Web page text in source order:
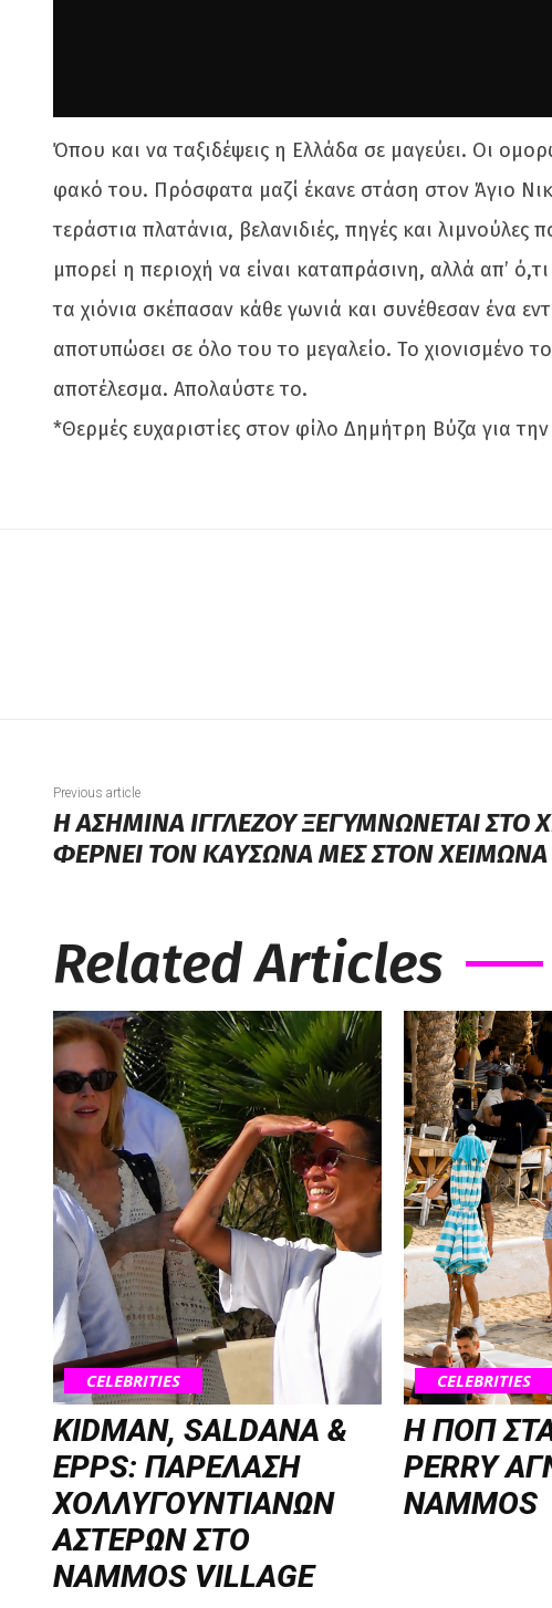
Όπου και να ταξιδέψεις η Ελλάδα σε μαγεύει. Οι
φακό του. Πρόσφατα μαζί έκανε στάση στον Άγιο
τεράστια πλατάνια, βελανιδιές, πηγές και
μπορεί η περιοχή να είναι καταπράσινη, αλλά απ’
τα χιόνια σκέπασαν κάθε γωνιά και συνέθεσαν ένα
αποτυπώσει σε όλο του το μεγαλείο. Το χιονισμένο
αποτέλεσμα. Απολαύστε το.
*Θερμές ευχαριστίες στον φίλο Δημήτρη Βύζα για
Previous article
Η ΑΣΗΜΙΝΑ ΙΓΓΛΕΖΟΥ ΞΕΓΥΜΝΩΝΕΤΑΙ ΣΤΟ
ΦΕΡΝΕΙ ΤΟΝ ΚΑΥΣΩΝΑ ΜΕΣ ΣΤΟΝ ΧΕΙΜΩΝΑ
Related Articles
CELEBRITIES
KIDMAN, SALDANA &
EPPS: ΠΑΡΕΛΑΣΗ
ΧΟΛΛΥΓΟΥΝΤΙΑΝΩΝ
ΑΣΤΕΡΩΝ ΣΤΟ
NAMMOS VILLAGE
CELEBRITIES
H ΠΟΠ
PERRY
NAMMOS